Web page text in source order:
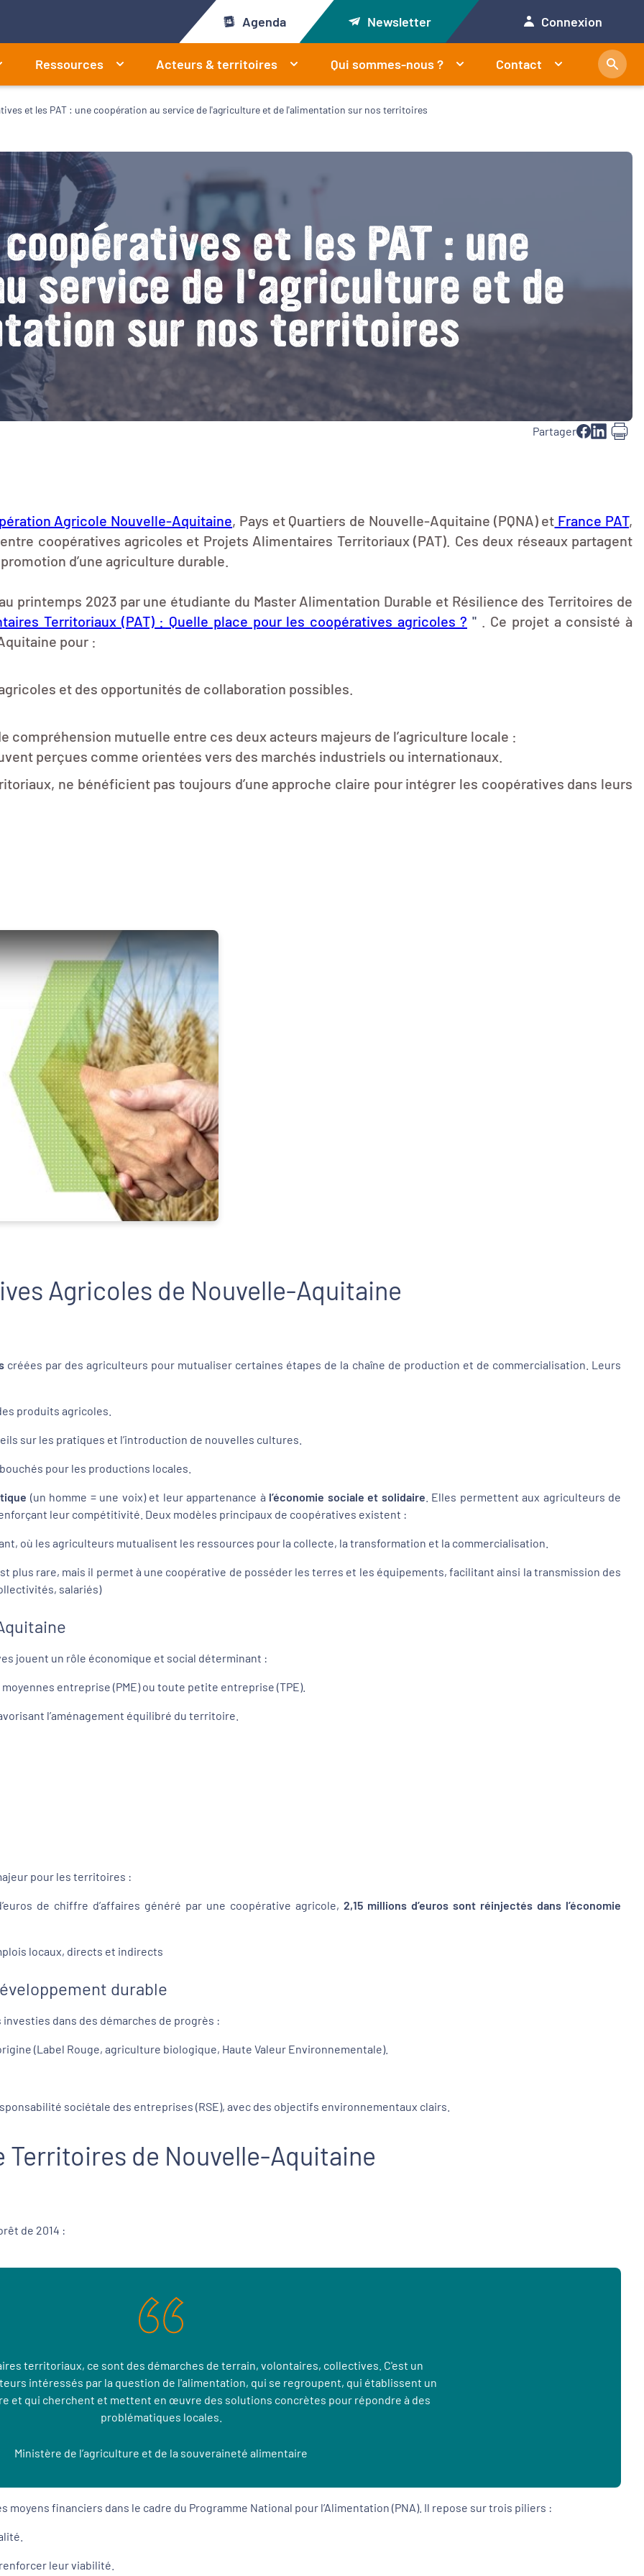
Agenda Newsletter Connexion
Ressources Acteurs & territoires Qui sommes-nous ? Contact
et les PAT : une coopération au service de l'agriculture et de l'alimentation sur nos territoires
et les PAT : une
service de l'agriculture et de
sur nos territoires
Partager
Agricole Nouvelle-Aquitaine, Pays et Quartiers de Nouvelle-Aquitaine (PQNA) et France PAT,
coopératives agricoles et Projets Alimentaires Territoriaux (PAT). Ces deux réseaux partagent
d’une agriculture durable.
printemps 2023 par une étudiante du Master Alimentation Durable et Résilience des Territoires de
Territoriaux (PAT) : Quelle place pour les coopératives agricoles ? ". Ce projet a consisté à
pour :
et des opportunités de collaboration possibles.
compréhension mutuelle entre ces deux acteurs majeurs de l’agriculture locale :
perçues comme orientées vers des marchés industriels ou internationaux.
ne bénéficient pas toujours d’une approche claire pour intégrer les coopératives dans leurs
Agricoles de Nouvelle-Aquitaine
créées par des agriculteurs pour mutualiser certaines étapes de la chaîne de production et de commercialisation. Leurs
produits agricoles.
sur les pratiques et l’introduction de nouvelles cultures.
pour les productions locales.
(un homme = une voix) et leur appartenance à l’économie sociale et solidaire . Elles permettent aux agriculteurs de
leur compétitivité. Deux modèles principaux de coopératives existent :
où les agriculteurs mutualisent les ressources pour la collecte, la transformation et la commercialisation.
plus rare, mais il permet à une coopérative de posséder les terres et les équipements, facilitant ainsi la transmission des
salariés)
jouent un rôle économique et social déterminant :
entreprise (PME) ou toute petite entreprise (TPE).
l’aménagement équilibré du territoire.
pour les territoires :
de chiffre d’affaires généré par une coopérative agricole, 2,15 millions d’euros sont réinjectés dans l’économie
locaux, directs et indirects
durable
dans des démarches de progrès :
(Label Rouge, agriculture biologique, Haute Valeur Environnementale).
sociétale des entreprises (RSE), avec des objectifs environnementaux clairs.
de Nouvelle-Aquitaine
de 2014 :
territoriaux, ce sont des démarches de terrain, volontaires, collectives. C'est un
intéressés par la question de l'alimentation, qui se regroupent, qui établissent un
et qui cherchent et mettent en œuvre des solutions concrètes pour répondre à des
problématiques locales.
Ministère de l’agriculture et de la souveraineté alimentaire
moyens financiers dans le cadre du Programme National pour l’Alimentation (PNA). Il repose sur trois piliers :
leur viabilité.